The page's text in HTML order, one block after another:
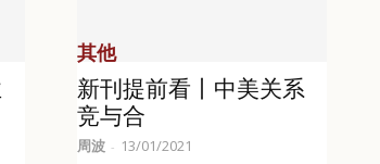
其他
新刊提前看丨中美关系
竞与合
周波 - 13/01/2021